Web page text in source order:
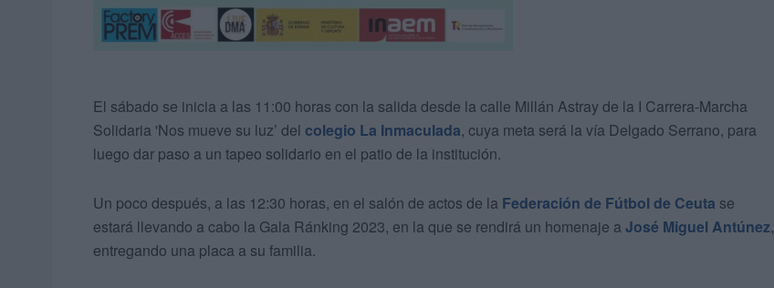
El sábado se inicia a las 11:00 horas con la salida desde la calle Millán Astray de la I Carrera-Marcha
Solidaria 'Nos mueve su luz’ del colegio La Inmaculada, cuya meta será la vía Delgado Serrano, para
luego dar paso a un tapeo solidario en el patio de la institución.
Un poco después, a las 12:30 horas, en el salón de actos de la Federación de Fútbol de Ceuta se
estará llevando a cabo la Gala Ránking 2023, en la que se rendirá un homenaje a José Miguel Antúnez,
entregando una placa a su familia.